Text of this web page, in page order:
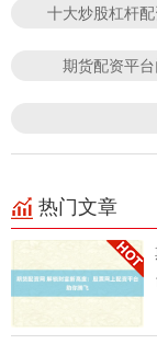
十大炒股杠杆
期货配资平
热门文章